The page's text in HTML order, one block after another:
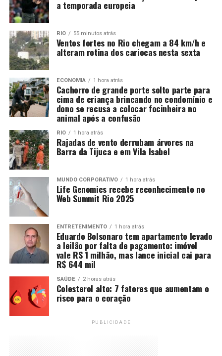
a temporada europeia
RIO 55 minutos atrás
Ventos fortes no Rio chegam a 84 km/h e
alteram rotina dos cariocas nesta sexta
ECONOMIA 1 hora atrás
Cachorro de grande porte solto parte para
cima de criança brincando no condomínio e
dono se recusa a colocar focinheira no
animal após a confusão
RIO 1 hora atrás
Rajadas de vento derrubam árvores na
Barra da Tijuca e em Vila Isabel
MUNDO CORPORATIVO 1 hora atrás
Life Genomics recebe reconhecimento no
Web Summit Rio 2025
ENTRETENIMENTO 1 hora atrás
Eduardo Bolsonaro tem apartamento levado
a leilão por falta de pagamento: imóvel
vale R$ 1 milhão, mas lance inicial cai para
R$ 644 mil
SAÚDE 2 horas atrás
Colesterol alto: 7 fatores que aumentam o
risco para o coração
PUBLICIDADE